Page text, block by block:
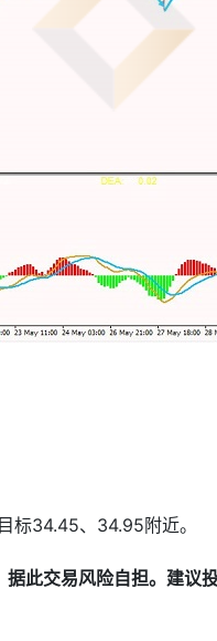
标34.45、34.95附近。
据此交易风险自担。建议